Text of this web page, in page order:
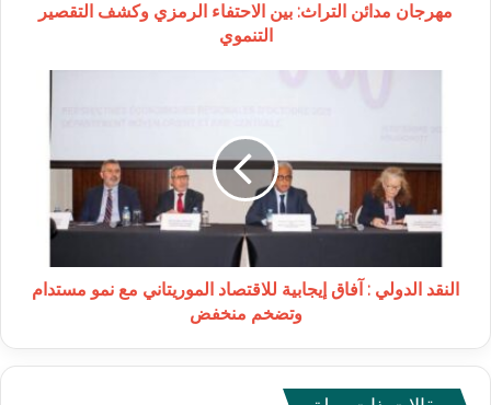
مهرجان مدائن التراث: بين الاحتفاء الرمزي وكشف التقصير
التنموي
إيجابية
الموريتاني
مستدام
النقد الدولي : آفاق إيجابية للاقتصاد الموريتاني مع نمو مستدام
وتضخم منخفض